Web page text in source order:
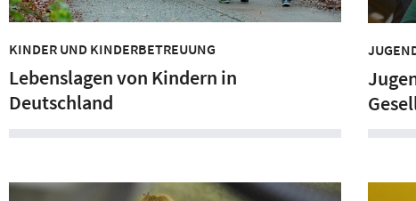
KINDER UND KINDERBETREUUNG
Lebenslagen von Kindern in
Deutschland